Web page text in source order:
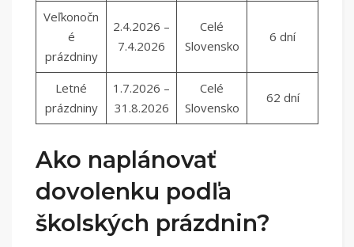
Veľkonočn
é
prázdniny
2.4.2026 –
7.4.2026
Celé
Slovensko
6 dní
Letné
prázdniny
1.7.2026 –
31.8.2026
Celé
Slovensko
62 dní
Ako naplánovať
dovolenku podľa
školských prázdnin?